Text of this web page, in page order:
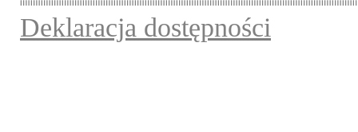
Deklaracja dostępności